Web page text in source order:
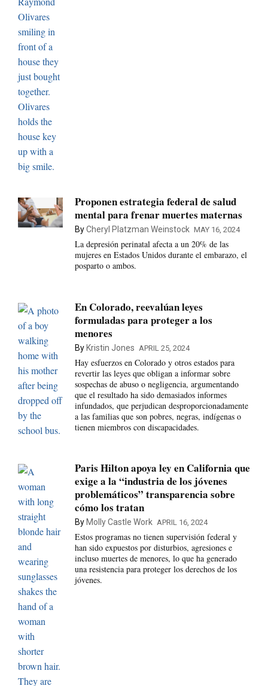
Proponen estrategia federal de salud
mental para frenar muertes maternas
ByCheryl Platzman Weinstock MAY 16, 2024
La depresión perinatal afecta a un 20% de las
mujeres en Estados Unidos durante el embarazo, el
posparto o ambos.
En Colorado, reevalúan leyes
formuladas para proteger a los
menores
By Kristin Jones APRIL 25, 2024
Hay esfuerzos en Colorado y otros estados para
revertir las leyes que obligan a informar sobre
sospechas de abuso o negligencia, argumentando
que el resultado ha sido demasiados informes
infundados, que perjudican desproporcionadamente
a las familias que son pobres, negras, indígenas o
tienen miembros con discapacidades.
Paris Hilton apoya ley en California que
exige a la “industria de los jóvenes
problemáticos” transparencia sobre
cómo los tratan
By Molly Castle Work APRIL 16, 2024
Estos programas no tienen supervisión federal y
han sido expuestos por disturbios, agresiones e
incluso muertes de menores, lo que ha generado
una resistencia para proteger los derechos de los
jóvenes.